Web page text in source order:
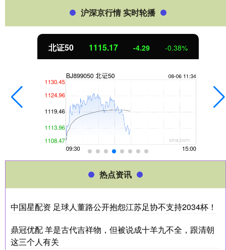
沪深京行情 实时轮播
北证50 1115.17 -4.29 -0.38%
热点资讯
中国星配资 足球人董路公开抱怨江苏足协不支持2034杯！
鼎冠优配 羊是古代吉祥物，但被说成十羊九不全，跟清朝
这三个人有关